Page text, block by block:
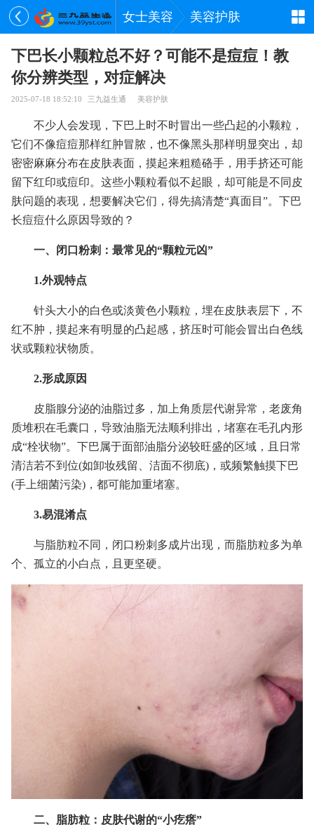
女士美容 美容护肤
下巴长小颗粒总不好？可能不是痘痘！教
你分辨类型，对症解决
2025-07-18 18:52:10 三九益生通 美容护肤
不少人会发现，下巴上时不时冒出一些凸起的小颗粒，
它们不像痘痘那样红肿冒脓，也不像黑头那样明显突出，却
密密麻麻分布在皮肤表面，摸起来粗糙硌手，用手挤还可能
留下红印或痘印。这些小颗粒看似不起眼，却可能是不同皮
肤问题的表现，想要解决它们，得先搞清楚“真面目”。下巴
长痘痘什么原因导致的？
一、闭口粉刺：最常见的“颗粒元凶”
1.外观特点
针头大小的白色或淡黄色小颗粒，埋在皮肤表层下，不
红不肿，摸起来有明显的凸起感，挤压时可能会冒出白色线
状或颗粒状物质。
2.形成原因
皮脂腺分泌的油脂过多，加上角质层代谢异常，老废角
质堆积在毛囊口，导致油脂无法顺利排出，堵塞在毛孔内形
成“栓状物”。下巴属于面部油脂分泌较旺盛的区域，且日常
清洁若不到位(如卸妆残留、洁面不彻底)，或频繁触摸下巴
(手上细菌污染)，都可能加重堵塞。
3.易混淆点
与脂肪粒不同，闭口粉刺多成片出现，而脂肪粒多为单
个、孤立的小白点，且更坚硬。
二、脂肪粒：皮肤代谢的“小疙瘩”